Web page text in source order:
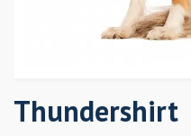
Thundershirt